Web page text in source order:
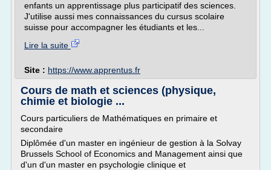
enfants un apprentissage plus participatif des sciences.
J'utilise aussi mes connaissances du cursus scolaire
suisse pour accompagner les étudiants et les...
Lire la suite
Site : https://www.apprentus.fr
Cours de math et sciences (physique,
chimie et biologie ...
Cours particuliers de Mathématiques en primaire et
secondaire
Diplômée d'un master en ingénieur de gestion à la Solvay
Brussels School of Economics and Management ainsi que
d'un d'un master en psychologie clinique et